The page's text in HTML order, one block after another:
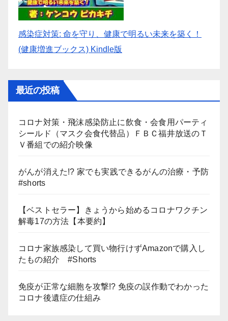
感染症対策: 命を守り、健康で明るい未来を築く！
(健康増進ブックス) Kindle版
最近の投稿
コロナ対策・飛沫感染防止に飲食・会食用パーティ
シールド（マスク会食代替品）ＦＢＣ福井放送のＴ
Ｖ番組での紹介映像
がんが消えた!? 家でも実践できるがんの治療・予防
#shorts
【ベストセラー】きょうから始めるコロナワクチン
解毒17の方法【本要約】
コロナ家族感染して買い物行けずAmazonで購入し
たもの紹介 #Shorts
免疫が正常な細胞を攻撃!? 免疫の誤作動でわかった
コロナ後遺症の仕組み